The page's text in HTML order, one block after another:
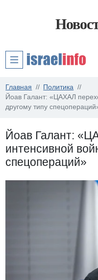
Главная
Политика
Йоав Галант: «ЦАХАЛ
другому типу
Йоав Галант:
интенсивной
спецопераций»